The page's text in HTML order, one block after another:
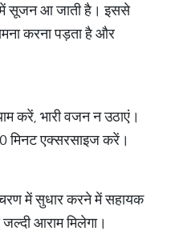
में सूजन आ जाती है। इससे
करना पड़ता है और
करें, भारी वजन न उठाएं।
मिनट एक्सरसाइज करें।
में सुधार करने में सहायक
आराम मिलेगा।